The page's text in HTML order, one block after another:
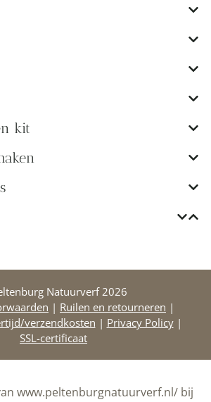
kit
Natuurverf 2026
| Ruilen en retourneren |
verzendkosten | Privacy Policy|
SSL-certificaat
www.peltenburgnatuurverf.nl/ bij